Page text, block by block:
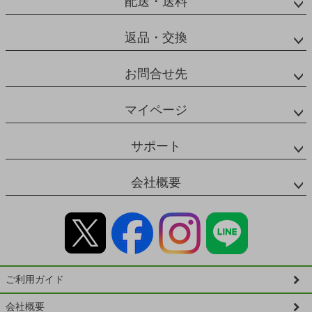
返品・交換
お問合せ先
マイページ
サポート
会社概要
ご利用ガイド
会社概要